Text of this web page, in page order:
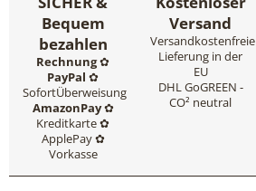
Bequem
bezahlen
Rechnung✿
PayPal ✿
SofortÜberweisung
AmazonPay✿
Kreditkarte ✿
ApplePay ✿
Vorkasse
Versand
Versandkostenfreie
Lieferung in der
EU
DHL GoGREEN -
CO² neutral